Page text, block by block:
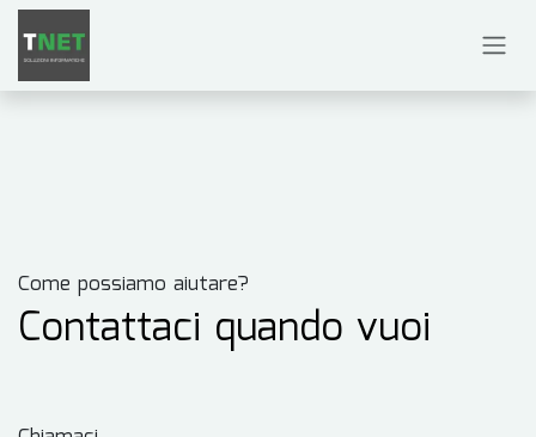
Passa al contenuto
Come possiamo aiutare?
Contattaci quando vuoi